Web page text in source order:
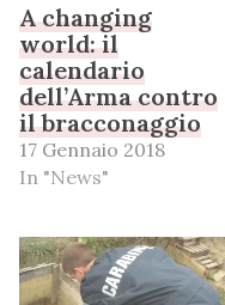
A changing
world: il
calendario
dell’Arma contro
il bracconaggio
17 Gennaio 2018
In "News"